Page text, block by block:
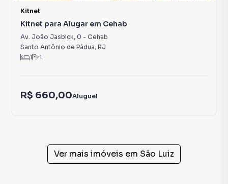
Kitnet
Kitnet para Alugar em Cehab
Av. João Jasbick, 0 - Cehab
Santo Antônio de Pádua, RJ
1
1
R$ 660,00Aluguel
Ver mais imóveis em São Luiz